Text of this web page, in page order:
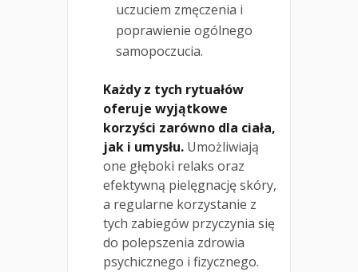
uczuciem zmęczenia i
poprawienie ogólnego
samopoczucia.
Każdy z tych rytuałów
oferuje wyjątkowe
korzyści zarówno dla ciała,
jak i umysłu. Umożliwiają
one głęboki relaks oraz
efektywną pielęgnację skóry,
a regularne korzystanie z
tych zabiegów przyczynia się
do polepszenia zdrowia
psychicznego i fizycznego.